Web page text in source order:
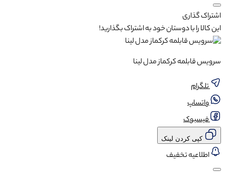
اشتراک گذاری
این کالا را با دوستان خود به اشتراک بگذارید!
سرویس قابلمه کرکماز مدل لینا
تلگرام
واتساپ
فیسبوک
کپی کردن لینک
اطلاعیه تخفیف